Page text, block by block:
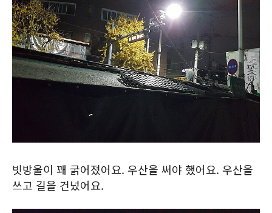
빗방울이 꽤 굵어졌어요. 우산을 써야 했어요. 우산을
쓰고 길을 건넜어요.